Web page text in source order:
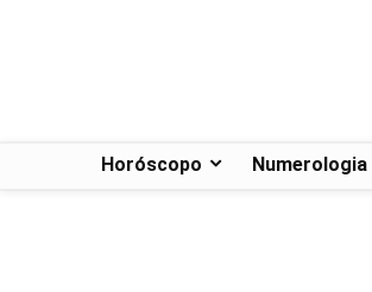
Horóscopo Numerologia